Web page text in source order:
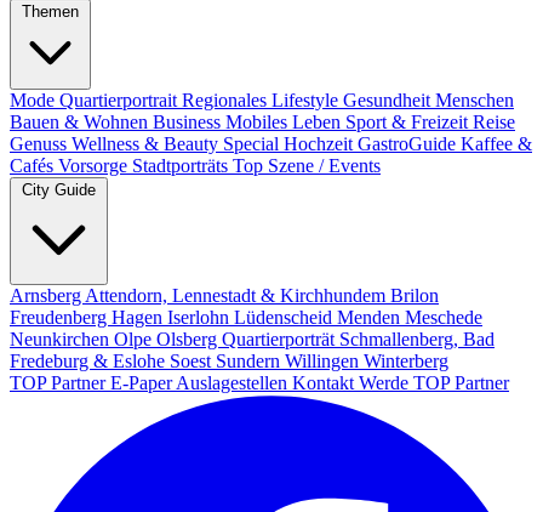
Themen
Mode Quartierportrait Regionales Lifestyle Gesundheit Menschen
Bauen & Wohnen Business Mobiles Leben Sport & Freizeit Reise
Genuss Wellness & Beauty Special Hochzeit GastroGuide Kaffee &
Cafés Vorsorge Stadtporträts Top Szene / Events
City Guide
Arnsberg Attendorn, Lennestadt & Kirchhundem Brilon
Freudenberg Hagen Iserlohn Lüdenscheid Menden Meschede
Neunkirchen Olpe Olsberg Quartierporträt Schmallenberg, Bad
Fredeburg & Eslohe Soest Sundern Willingen Winterberg
TOP PartnerE-PaperAuslagestellen Kontakt Werde TOP Partner